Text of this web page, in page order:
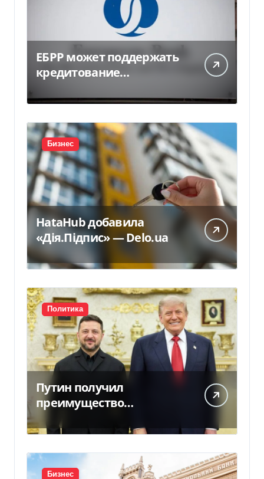
ЕБРР может поддержать
кредитование
300 млн евро — Delo.ua
Бизнес
HataHub добавила
«Дія.Підпис» — Delo.ua
Политика
Путин получил
преимущество
благодаря действиям
США
Бизнес